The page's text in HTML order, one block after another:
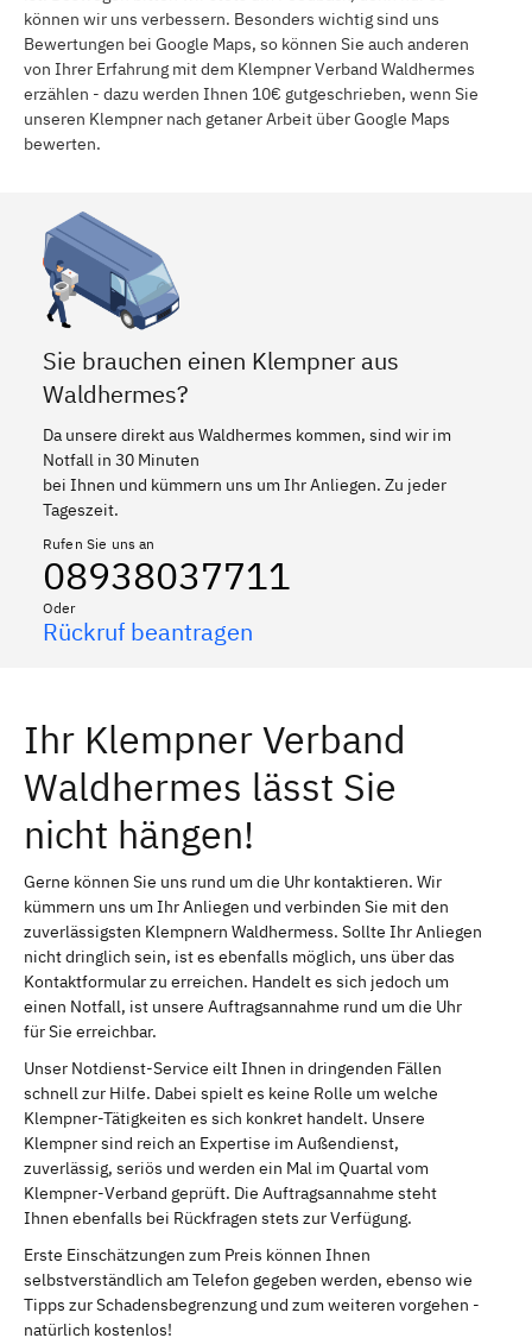
können wir uns verbessern. Besonders wichtig sind uns
Bewertungen bei Google Maps, so können Sie auch anderen
von Ihrer Erfahrung mit dem Klempner Verband Waldhermes
erzählen - dazu werden Ihnen 10€ gutgeschrieben, wenn Sie
unseren Klempner nach getaner Arbeit über Google Maps
bewerten.
Sie brauchen einen Klempner aus
Waldhermes?
Da unsere direkt aus Waldhermes kommen, sind wir im
Notfall in 30 Minuten
bei Ihnen und kümmern uns um Ihr Anliegen. Zu jeder
Tageszeit.
Rufen Sie uns an
08938037711
Oder
Rückruf beantragen
Ihr Klempner Verband
Waldhermes lässt Sie
nicht hängen!
Gerne können Sie uns rund um die Uhr kontaktieren. Wir
kümmern uns um Ihr Anliegen und verbinden Sie mit den
zuverlässigsten Klempnern Waldhermess. Sollte Ihr Anliegen
nicht dringlich sein, ist es ebenfalls möglich, uns über das
Kontaktformular zu erreichen. Handelt es sich jedoch um
einen Notfall, ist unsere Auftragsannahme rund um die Uhr
für Sie erreichbar.
Unser Notdienst-Service eilt Ihnen in dringenden Fällen
schnell zur Hilfe. Dabei spielt es keine Rolle um welche
Klempner-Tätigkeiten es sich konkret handelt. Unsere
Klempner sind reich an Expertise im Außendienst,
zuverlässig, seriös und werden ein Mal im Quartal vom
Klempner-Verband geprüft. Die Auftragsannahme steht
Ihnen ebenfalls bei Rückfragen stets zur Verfügung.
Erste Einschätzungen zum Preis können Ihnen
selbstverständlich am Telefon gegeben werden, ebenso wie
Tipps zur Schadensbegrenzung und zum weiteren vorgehen -
natürlich kostenlos!